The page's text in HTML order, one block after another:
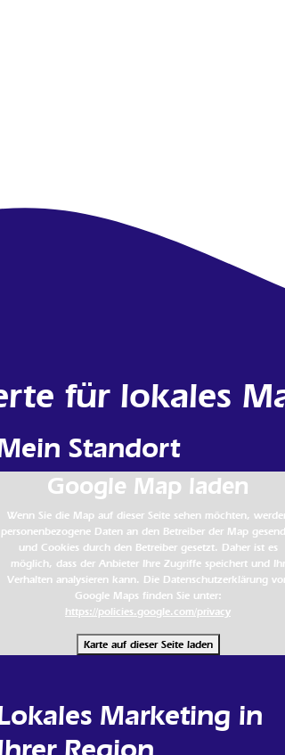
für lokales
Standort
Google Map laden
Wenn Sie die Map auf dieser Seite sehen möchten,
personenbezogene Daten an den Betreiber der Map
und Cookies durch den Betreiber gesetzt. Daher ist es
möglich, dass der Anbieter Ihre Zugriffe speichert und Ihr
Verhalten analysieren kann. Die Datenschutzerklärung
Google Maps finden Sie unter:
https://policies.google.com/privacy
Karte auf dieser Seite laden
Marketing in